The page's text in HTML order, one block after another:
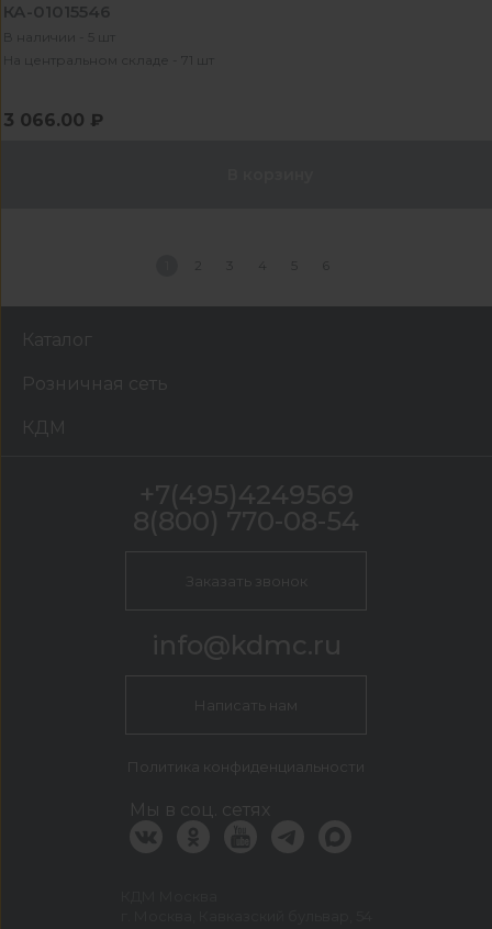
КА-01015546
В наличии - 5 шт
На центральном складе - 71 шт
3 066.00 ₽
2 4 5
Каталог
Розничная сеть
КДМ
+7(495)4249569
8(800) 770-08-54
Заказать звонок
info@kdmc.ru
Написать нам
Политика конфиденциальности
Мы в соц. сетях